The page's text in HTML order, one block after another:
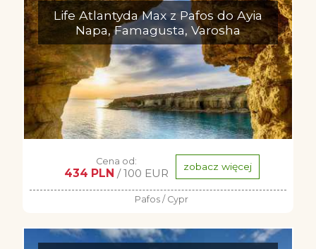
Life Atlantyda Max z Pafos do Ayia
Napa, Famagusta, Varosha
Cena od:
434 PLN / 100 EUR zobacz więcej
Pafos / Cypr